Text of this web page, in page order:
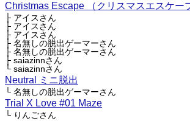
Christmas Escape （クリスマスエスケー
├ アイスさん
├ アイスさん
├ アイスさん
├ 名無しの脱出ゲーマーさん
├ 名無しの脱出ゲーマーさん
├ saiazinnさん
└ saiazinnさん
Neutral ミニ脱出
└ 名無しの脱出ゲーマーさん
Trial X Love #01 Maze
└ りんごさん